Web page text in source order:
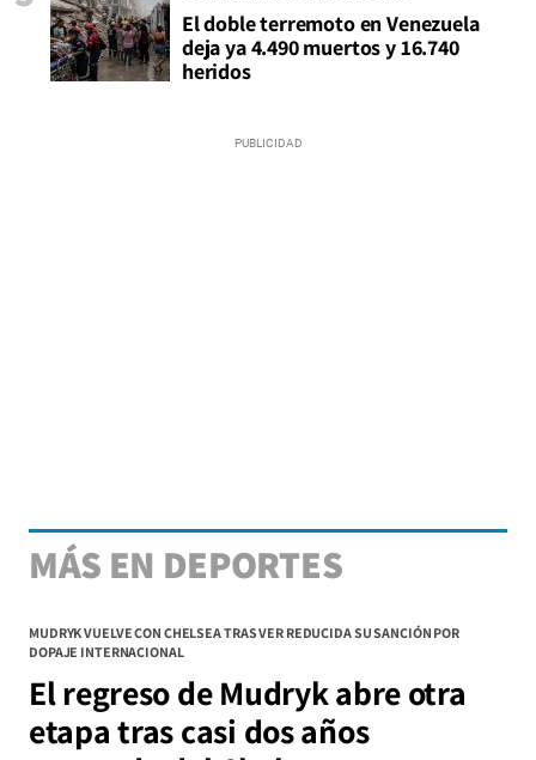
El doble terremoto en Venezuela
deja ya 4.490 muertos y 16.740
heridos
MÁS EN DEPORTES
MUDRYK VUELVE CON CHELSEA TRAS VER REDUCIDA SU SANCIÓN POR
DOPAJE INTERNACIONAL
El regreso de Mudryk abre otra
etapa tras casi dos años